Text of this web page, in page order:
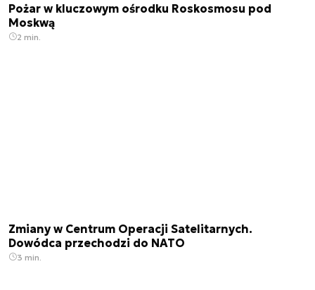
Pożar w kluczowym ośrodku Roskosmosu pod
Moskwą
2 min.
Zmiany w Centrum Operacji Satelitarnych.
Dowódca przechodzi do NATO
3 min.